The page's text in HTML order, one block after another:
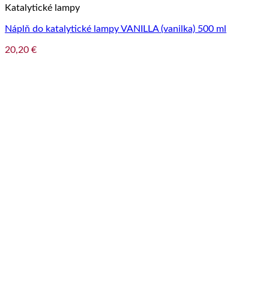
Katalytické lampy
Náplň do katalytické lampy VANILLA (vanilka) 500 ml
20,20 €